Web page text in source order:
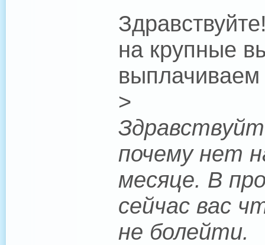
на крупные
>
почему нет
месяце. В
сейчас вас
не болейти.